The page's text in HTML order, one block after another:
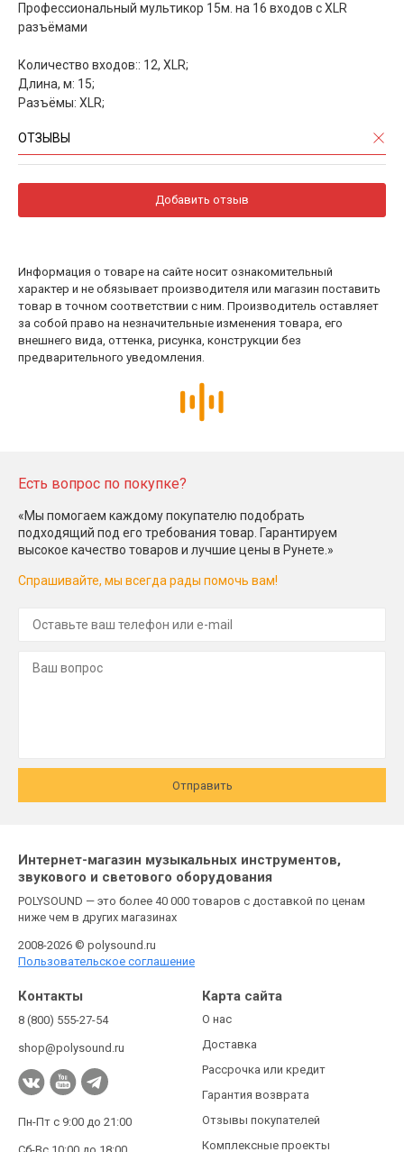
Профессиональный мультикор 15м. на 16 входов с XLR
разъёмами
Количество входов:: 12, XLR;
Длина, м: 15;
Разъёмы: XLR;
ОТЗЫВЫ
Добавить отзыв
Информация о товаре на сайте носит ознакомительный
характер и не обязывает производителя или магазин поставить
товар в точном соответствии с ним. Производитель оставляет
за собой право на незначительные изменения товара, его
внешнего вида, оттенка, рисунка, конструкции без
предварительного уведомления.
Есть вопрос по покупке?
«Мы помогаем каждому покупателю подобрать
подходящий под его требования товар. Гарантируем
высокое качество товаров и лучшие цены в Рунете.»
Спрашивайте, мы всегда рады помочь вам!
Отправить
Интернет-магазин музыкальных инструментов,
звукового и светового оборудования
POLYSOUND — это более 40 000 товаров с доставкой по ценам
ниже чем в других магазинах
2008-2026 © polysound.ru
Пользовательское соглашение
Контакты
8 (800) 555-27-54
shop@polysound.ru
Пн-Пт с 9:00 до 21:00
Карта сайта
О нас
Доставка
Рассрочка или кредит
Гарантия возврата
Отзывы покупателей
Комплексные проекты